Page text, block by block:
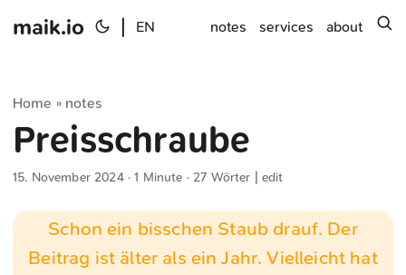
maik.io EN notes services about
Home » notes
Preisschraube
15. November 2024· 1 Minute · 27 Wörter | edit
Schon ein bisschen Staub drauf. Der
Beitrag ist älter als ein Jahr. Vielleicht hat